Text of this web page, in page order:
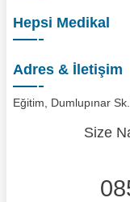
Hepsi Medikal
Adres & İletişim
Eğitim, Dumlupınar
Size